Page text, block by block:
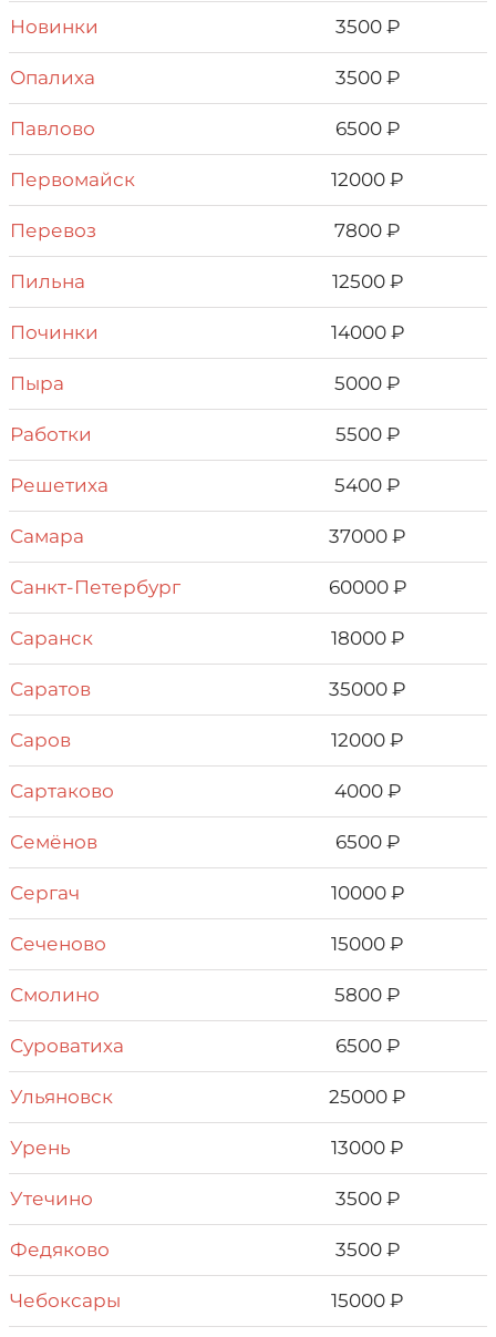
Новинки 3500 ₽
Опалиха 3500 ₽
Павлово 6500 ₽
Первомайск 12000 ₽
Перевоз 7800 ₽
Пильна 12500 ₽
Починки 14000 ₽
Пыра 5000 ₽
Работки 5500 ₽
Решетиха 5400 ₽
Самара 37000 ₽
Санкт-Петербург 60000 ₽
Саранск 18000 ₽
Саратов 35000 ₽
Саров 12000 ₽
Сартаково 4000 ₽
Семёнов 6500 ₽
Сергач 10000 ₽
Сеченово 15000 ₽
Смолино 5800 ₽
Суроватиха 6500 ₽
Ульяновск 25000 ₽
Урень 13000 ₽
Утечино 3500 ₽
Федяково 3500 ₽
Чебоксары 15000 ₽